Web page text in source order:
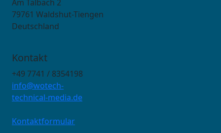
Am Talbach 2
79761 Waldshut-Tiengen
Deutschland
Kontakt
+49 7741 / 8354198
info@wotech-
technical-media.de
Kontaktformular